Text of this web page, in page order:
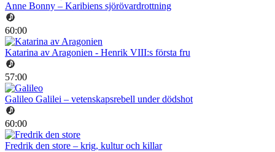
Anne Bonny – Karibiens sjörövardrottning
60:00
Katarina av Aragonien - Henrik VIII:s första fru
57:00
Galileo Galilei – vetenskapsrebell under dödshot
60:00
Fredrik den store – krig, kultur och killar